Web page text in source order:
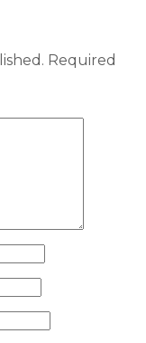
Required